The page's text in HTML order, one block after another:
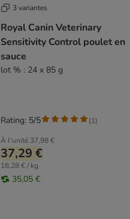
3 variantes
Royal Canin Veterinary
Sensitivity Control poulet en
sauce
lot % : 24 x 85 g
À l'unité 37,98 €
37,29 €
18,28 € / kg
35,05 €
Rating: 5/5 (1)